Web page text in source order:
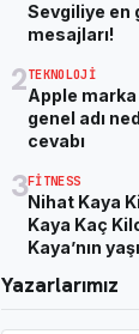
Sevgiliye en
mesajları!
2TEKNOLOJI
Apple
genel adı
cevabı
3FITNESS
Nihat Kaya
Kaya Kaç
Kaya’nın
Yazarlarımız